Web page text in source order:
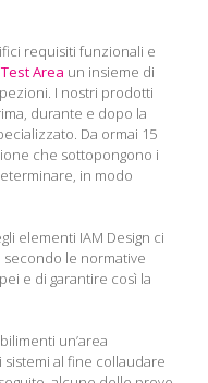
requisiti funzionali e
Test Area un insieme di
I nostri prodotti
durante e dopo la
Da ormai 15
che sottopongono i
in modo
elementi IAM Design ci
le normative
e di garantire così la
un’area
al fine collaudare